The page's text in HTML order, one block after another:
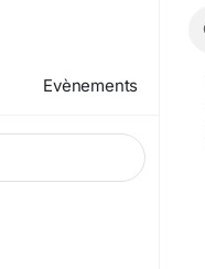
Evènements